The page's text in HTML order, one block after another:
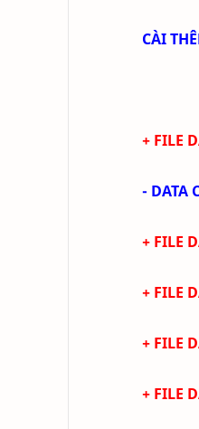
CÀI
+ FILE
- DATA
+ FILE
+ FILE
+ FILE
+ FILE